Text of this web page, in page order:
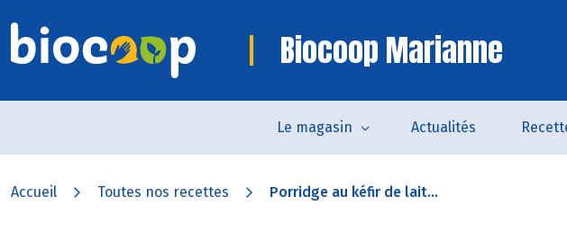
Biocoop Marianne
Le magasin Actualités
Accueil Toutes nos recettes Porridge au kéfir de lait...